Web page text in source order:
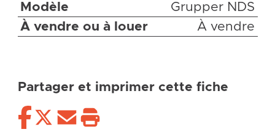
Modèle
Grupper NDS
À vendre ou à louer
À vendre
Partager et imprimer cette fiche